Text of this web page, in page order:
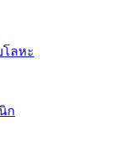
ลหะ
ก